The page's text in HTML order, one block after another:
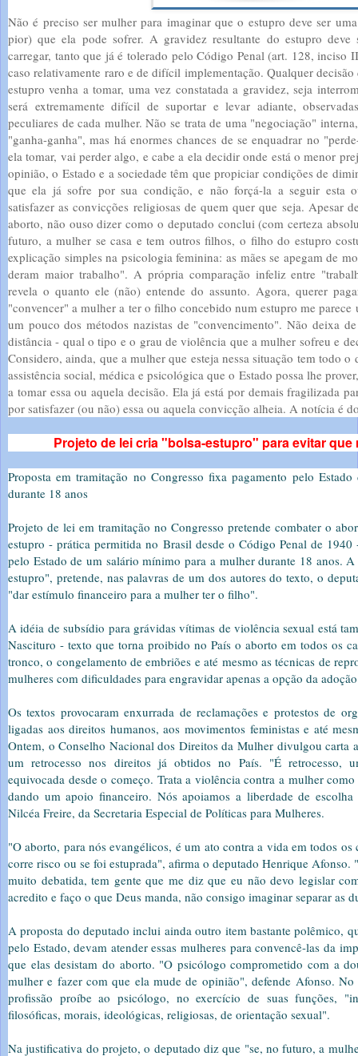
Não é preciso ser mulher para imaginar que o estupro deve ser
pior) que ela pode sofrer. A gravidez resultante do estupro
carregar, tanto que já é tolerado pelo Código Penal (art. 128, inciso
caso relativamente raro e de difícil implementação. Qualquer
estupro venha a tomar, uma vez constatada a gravidez, seja
será extremamente difícil de suportar e levar adiante,
peculiares de cada mulher. Não se trata de uma "negociação"
"ganha-ganha", mas há enormes chances de se enquadrar no
ela tomar, vai perder algo, e cabe a ela decidir onde está o menor
opinião, o Estado e a sociedade têm que propiciar condições de
que ela já sofre por sua condição, e não forçá-la a seguir esta
satisfazer as convicções religiosas de quem quer que seja. Apesar
aborto, não ouso dizer como o deputado conclui (com certeza
futuro, a mulher se casa e tem outros filhos, o filho do estupro
explicação simples na psicologia feminina: as mães se apegam de
deram maior trabalho". A própria comparação infeliz entre
revela o quanto ele (não) entende do assunto. Agora, querer
"convencer" a mulher a ter o filho concebido num estupro me parece
um pouco dos métodos nazistas de "convencimento". Não deixa
distância - qual o tipo e o grau de violência que a mulher sofreu e
Considero, ainda, que a mulher que esteja nessa situação tem todo
assistência social, médica e psicológica que o Estado possa lhe
a tomar essa ou aquela decisão. Ela já está por demais fragilizada
por satisfazer (ou não) essa ou aquela convicção alheia. A notícia é
Projeto de lei cria "bolsa-estupro" para evitar que
Proposta em tramitação no Congresso fixa pagamento pelo
durante 18 anos
Projeto de lei em tramitação no Congresso pretende combater o
estupro - prática permitida no Brasil desde o Código Penal de
pelo Estado de um salário mínimo para a mulher durante 18 anos.
estupro", pretende, nas palavras de um dos autores do texto, o
"dar estímulo financeiro para a mulher ter o filho".
A idéia de subsídio para grávidas vítimas de violência sexual está
Nascituro - texto que torna proibido no País o aborto em todos os
tronco, o congelamento de embriões e até mesmo as técnicas de
mulheres com dificuldades para engravidar apenas a opção da
Os textos provocaram enxurrada de reclamações e protestos de
ligadas aos direitos humanos, aos movimentos feministas e até
Ontem, o Conselho Nacional dos Direitos da Mulher divulgou carta
um retrocesso nos direitos já obtidos no País. "É retrocesso,
equivocada desde o começo. Trata a violência contra a mulher
dando um apoio financeiro. Nós apoiamos a liberdade de
Nilcéa Freire, da Secretaria Especial de Políticas para Mulheres.
"O aborto, para nós evangélicos, é um ato contra a vida em todos os
corre risco ou se foi estuprada", afirma o deputado Henrique Afonso.
muito debatida, tem gente que me diz que eu não devo legislar
acredito e faço o que Deus manda, não consigo imaginar separar as
A proposta do deputado inclui ainda outro item bastante polêmico,
pelo Estado, devam atender essas mulheres para convencê-las da
que elas desistam do aborto. "O psicólogo comprometido com a
mulher e fazer com que ela mude de opinião", defende Afonso.
profissão proíbe ao psicólogo, no exercício de suas funções,
filosóficas, morais, ideológicas, religiosas, de orientação sexual".
Na justificativa do projeto, o deputado diz que "se, no futuro, a